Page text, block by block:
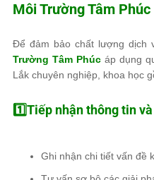
Môi Trường Tâm Phúc
Để đảm bảo chất lượng dịch
Trường Tâm Phúcáp dụng
Lắk chuyên nghiệp, khoa học
1️⃣Tiếp nhận thông tin
Ghi nhận chi tiết vấn đề